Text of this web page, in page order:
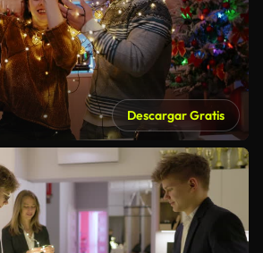
Descargar Gratis